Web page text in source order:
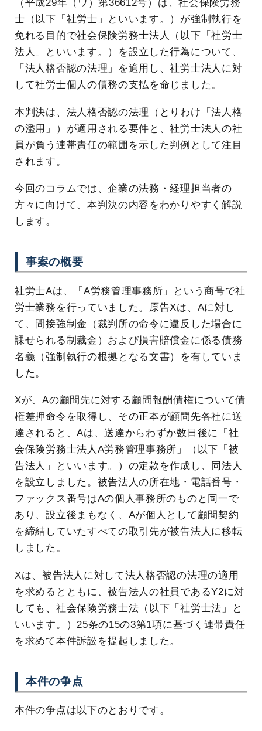
（平成29年（ワ）第36612号）は、社会保険労務
士（以下「社労士」といいます。）が強制執行を
免れる目的で社会保険労務士法人（以下「社労士
法人」といいます。）を設立した行為について、
「法人格否認の法理」を適用し、社労士法人に対
して社労士個人の債務の支払を命じました。
本判決は、法人格否認の法理（とりわけ「法人格
の濫用」）が適用される要件と、社労士法人の社
員が負う連帯責任の範囲を示した判例として注目
されます。
今回のコラムでは、企業の法務・経理担当者の
方々に向けて、本判決の内容をわかりやすく解説
します。
事案の概要
社労士Aは、「A労務管理事務所」という商号で社
労士業務を行っていました。原告Xは、Aに対し
て、間接強制金（裁判所の命令に違反した場合に
課せられる制裁金）および損害賠償金に係る債務
名義（強制執行の根拠となる文書）を有していま
した。
Xが、Aの顧問先に対する顧問報酬債権について債
権差押命令を取得し、その正本が顧問先各社に送
達されると、Aは、送達からわずか数日後に「社
会保険労務士法人A労務管理事務所」（以下「被
告法人」といいます。）の定款を作成し、同法人
を設立しました。被告法人の所在地・電話番号・
ファックス番号はAの個人事務所のものと同一で
あり、設立後まもなく、Aが個人として顧問契約
を締結していたすべての取引先が被告法人に移転
しました。
Xは、被告法人に対して法人格否認の法理の適用
を求めるとともに、被告法人の社員であるY2に対
しても、社会保険労務士法（以下「社労士法」と
いいます。）25条の15の3第1項に基づく連帯責任
を求めて本件訴訟を提起しました。
本件の争点
本件の争点は以下のとおりです。